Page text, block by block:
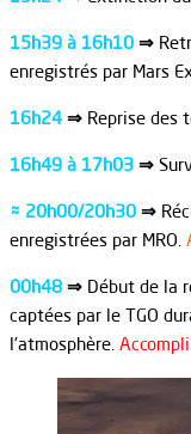
15h39 à 16h10 ⇒
enregistrés par Mars
16h24 ⇒ Reprise des
16h49 à 17h03 ⇒
≈ 20h00/20h30 ⇒
enregistrées par MRO.
00h48 ⇒ Début de la
captées par le TGO
l’atmosphère.